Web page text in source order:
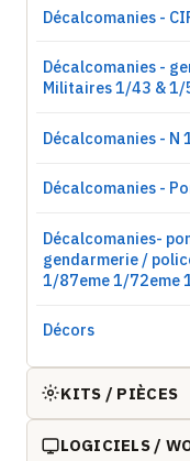
Décalcomanies -
Décalcomanies -
Militaires 1/43 & 1/
Décalcomanies - N
Décalcomanies -
Décalcomanies-
gendarmerie /
1/87eme 1/72eme
Décors
KITS / PIÈCES
LOGICIELS /